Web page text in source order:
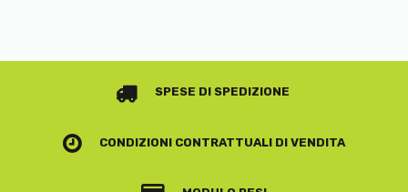
SPESE DI SPEDIZIONE
CONDIZIONI CONTRATTUALIDI VENDITA